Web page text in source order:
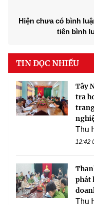
Hiện chưa có bình
tiên bình
TIN ĐỌC NHIỀU
Tây
tra
Thu
12:42
phát
Thu